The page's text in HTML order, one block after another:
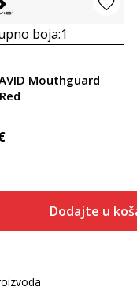
boja:1
Mouthguard
Dodajte u